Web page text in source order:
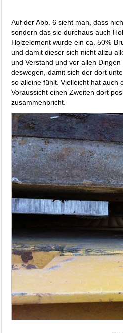
Auf der Abb. 6 sieht man, dass
sondern das sie durchaus auch
Holzelement wurde ein ca. 50%-
und damit dieser sich nicht allzu
und Verstand und vor allen
deswegen, damit sich der dort
so alleine fühlt. Vielleicht hat auch
Voraussicht einen Zweiten dort
zusammenbricht.